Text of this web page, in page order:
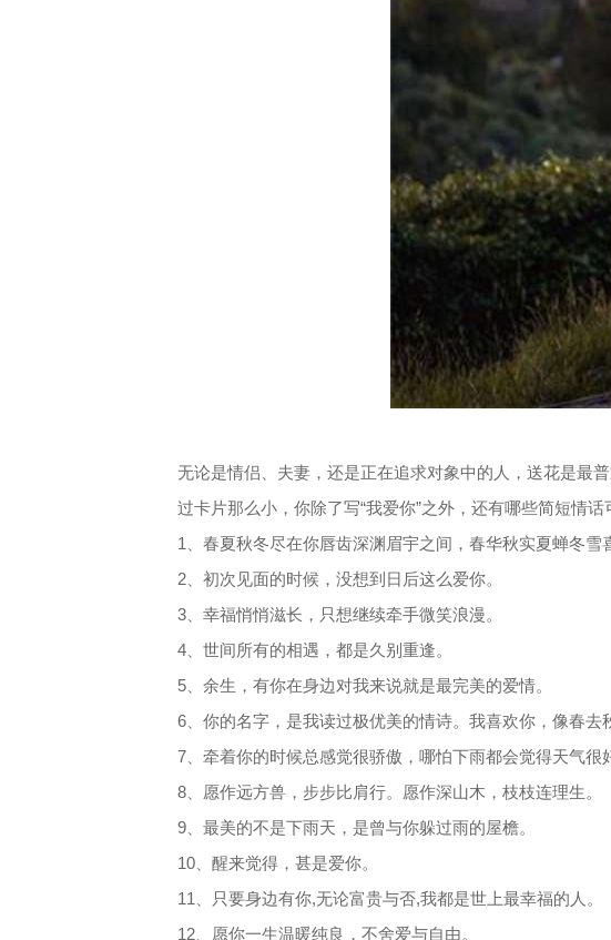
无论是情侣、夫妻，还是正在追求对象中的人，送花是最
过卡片那么小，你除了写“我爱你”之外，还有哪些简短情话
1、春夏秋冬尽在你唇齿深渊眉宇之间，春华秋实夏蝉冬雪
2、初次见面的时候，没想到日后这么爱你。
3、幸福悄悄滋长，只想继续牵手微笑浪漫。
4、世间所有的相遇，都是久别重逢。
5、余生，有你在身边对我来说就是最完美的爱情。
6、你的名字，是我读过极优美的情诗。我喜欢你，像春去
7、牵着你的时候总感觉很骄傲，哪怕下雨都会觉得天气很
8、愿作远方兽，步步比肩行。愿作深山木，枝枝连理生。
9、最美的不是下雨天，是曾与你躲过雨的屋檐。
10、醒来觉得，甚是爱你。
11、只要身边有你,无论富贵与否,我都是世上最幸福的人。
12、愿你一生温暖纯良，不舍爱与自由。